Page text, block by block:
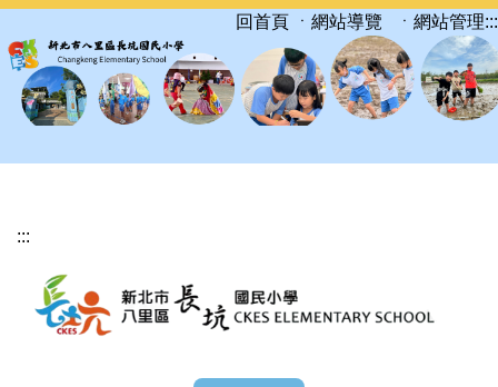
到
主
要
內
:::
回首頁
ㆍ網站導覽 ㆍ網站管理
:::